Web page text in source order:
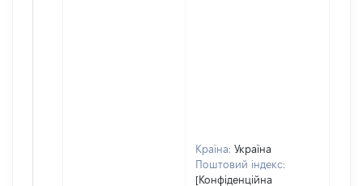
Країна: Україна
Поштовий індекс:
[Конфіденційна